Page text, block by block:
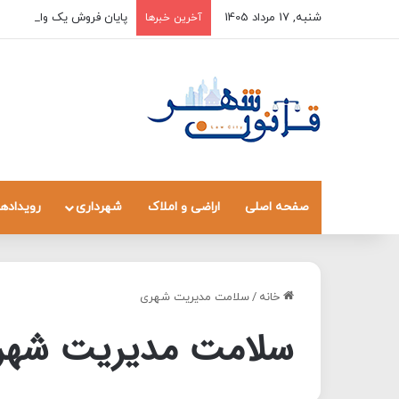
شنبه, 17 مرداد 1405 آخرین خبرها پایان فروش یک واحد به
صفحه اصلی اراضی و املاک شهرداری
خانه /سلامت مدیریت شهری
سلامت مدیریت